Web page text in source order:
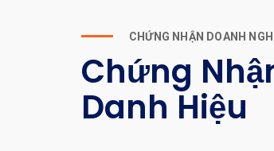
CHỨNG NHẬN DOANH
Chứng
Danh Hiệu